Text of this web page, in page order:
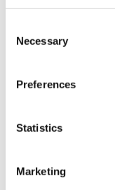
Selection
Necessary
Preferences
Statistics
Marketing
方法、地図